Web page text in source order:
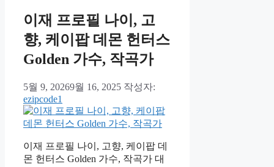
이재 프로필 나이, 고
향, 케이팝 데몬 헌터스
Golden 가수, 작곡가
5월 9, 20269월 16, 2025 작성자:
ezipcode1
이재 프로필 나이, 고향, 케이팝 데
몬 헌터스 Golden 가수, 작곡가 대